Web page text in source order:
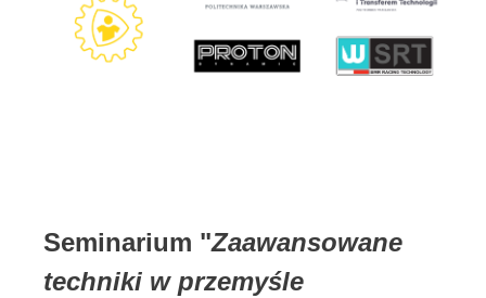
Seminarium "Zaawansowane
techniki w przemyśle